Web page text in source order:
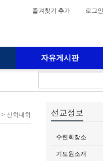
즐겨찾기 추가 로그인
자유게시판
신학대학 선교정보
수련회장소
기도원소개